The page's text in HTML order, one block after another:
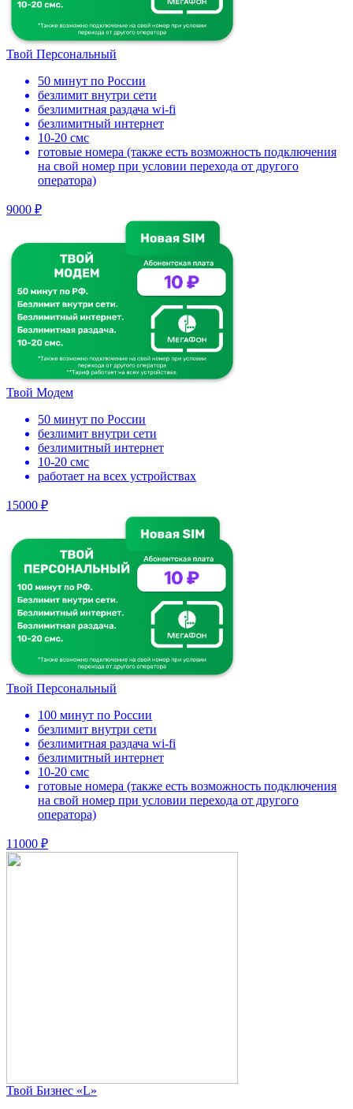
Твой Персональный
50 минут по России
безлимит внутри сети
безлимитная раздача wi-fi
безлимитный интернет
10-20 смс
готовые номера (также есть возможность подключения
на свой номер при условии перехода от другого
оператора)
9000 ₽
Твой Модем
50 минут по России
безлимит внутри сети
безлимитный интернет
10-20 смс
работает на всех устройствах
15000 ₽
Твой Персональный
100 минут по России
безлимит внутри сети
безлимитная раздача wi-fi
безлимитный интернет
10-20 смс
готовые номера (также есть возможность подключения
на свой номер при условии перехода от другого
оператора)
11000 ₽
Твой Бизнес «L»